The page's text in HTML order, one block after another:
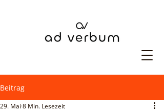
Beitrag
29. Mai 8 Min. Lesezeit